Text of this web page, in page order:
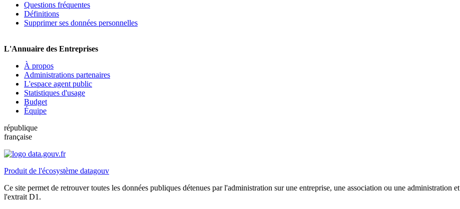
Questions fréquentes
Définitions
Supprimer ses données personnelles
L'Annuaire des Entreprises
À propos
Administrations partenaires
L'espace agent public
Statistiques d'usage
Budget
Équipe
république
française
Produit de l'écosystème datagouv
Ce site permet de retrouver toutes les données publiques détenues par l'administration sur une entreprise, une association ou une administration et
l'extrait D1.